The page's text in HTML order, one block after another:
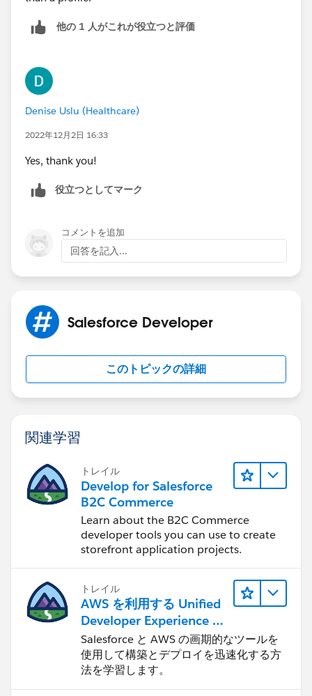
他の 1 人がこれが役立つと評価
Denise Uslu (Healthcare)
2022年12月2日 16:33
Yes, thank you!
役立つとしてマーク
コメントを追加
回答を記入...
Salesforce Developer
このトピックの詳細
関連学習
トレイル
Develop for Salesforce
B2C Commerce
Learn about the B2C Commerce
developer tools you can use to create
storefront application projects.
トレイル
AWS を利用する Unified
Developer Experience に
ついて学ぶ
Salesforce と AWS の画期的なツールを
使用して構築とデプロイを迅速化する方
法を学習します。